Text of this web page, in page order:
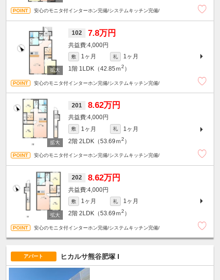
安心のモニタ付インターホン完備/システムキッチン完備/
102 7.8万円
4,000円
敷 1ヶ月 礼
1ヶ月
1階 1LDK（42.85ｍ2 ）
安心のモニタ付インターホン完備/システムキッチン完備/
201 8.62万円
4,000円
敷 1ヶ月 礼
1ヶ月
2階 2LDK（53.69ｍ2 ）
安心のモニタ付インターホン完備/システムキッチン完備/
202 8.62万円
4,000円
敷 1ヶ月 礼
1ヶ月
2階 2LDK（53.69ｍ2 ）
安心のモニタ付インターホン完備/システムキッチン完備/
アパート ヒカルサ熊谷肥塚 I